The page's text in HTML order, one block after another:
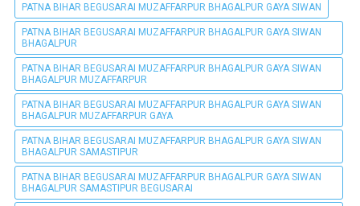
PATNA BIHAR BEGUSARAI MUZAFFARPUR BHAGALPUR GAYA SIWAN
PATNA BIHAR BEGUSARAI MUZAFFARPUR BHAGALPUR GAYA SIWAN
BHAGALPUR
PATNA BIHAR BEGUSARAI MUZAFFARPUR BHAGALPUR GAYA SIWAN
BHAGALPUR MUZAFFARPUR
PATNA BIHAR BEGUSARAI MUZAFFARPUR BHAGALPUR GAYA SIWAN
BHAGALPUR MUZAFFARPUR GAYA
PATNA BIHAR BEGUSARAI MUZAFFARPUR BHAGALPUR GAYA SIWAN
BHAGALPUR SAMASTIPUR
PATNA BIHAR BEGUSARAI MUZAFFARPUR BHAGALPUR GAYA SIWAN
BHAGALPUR SAMASTIPUR BEGUSARAI